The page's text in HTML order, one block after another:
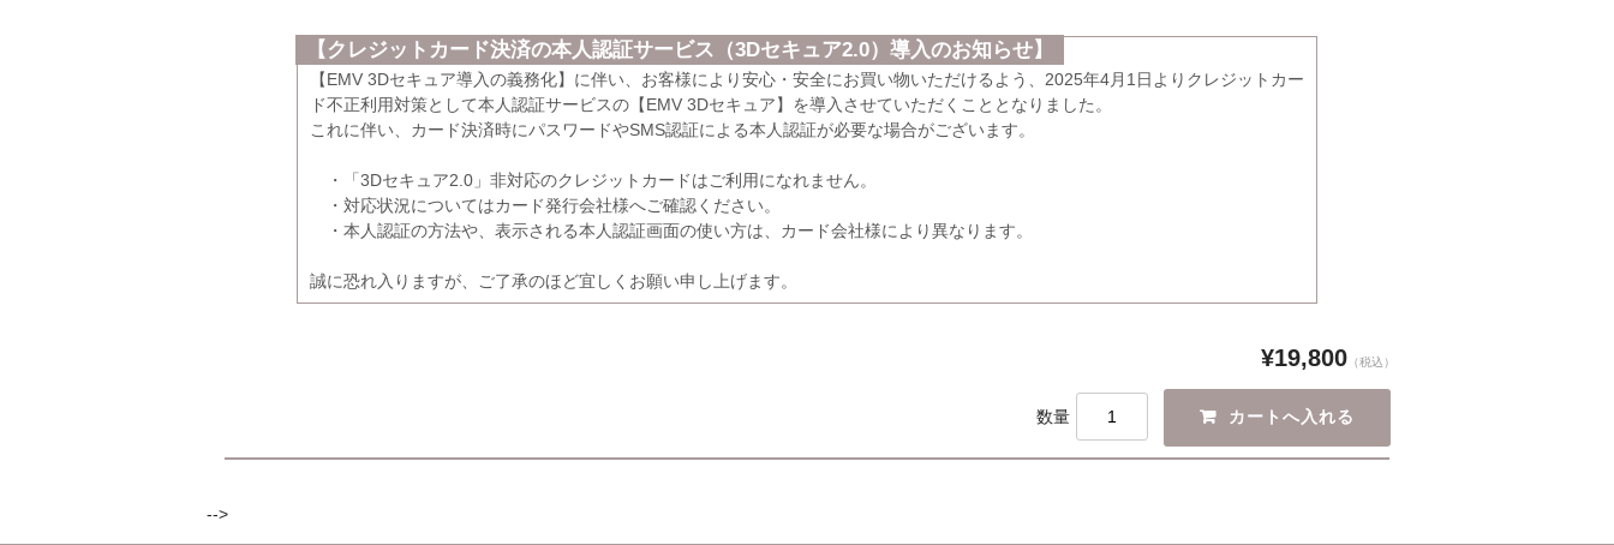
【クレジットカード決済の本人認証サービス（3Dセキュア2.0）導入のお知らせ】
【EMV 3Dセキュア導入の義務化】に伴い、お客様により安心・安全にお買い物いただけるよう、2025年4月1日よりクレジットカー
ド不正利用対策として本人認証サービスの【EMV 3Dセキュア】を導入させていただくこととなりました。
これに伴い、カード決済時にパスワードやSMS認証による本人認証が必要な場合がございます。
・「3Dセキュア2.0」非対応のクレジットカードはご利用になれません。
・対応状況についてはカード発行会社様へご確認ください。
・本人認証の方法や、表示される本人認証画面の使い方は、カード会社様により異なります。
誠に恐れ入りますが、ご了承のほど宜しくお願い申し上げます。
¥19,800 （税込）
数量
-->